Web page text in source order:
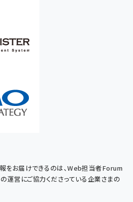
をお届けできるのは、Web担当者Forum
運営にご協力くださっている企業さまの